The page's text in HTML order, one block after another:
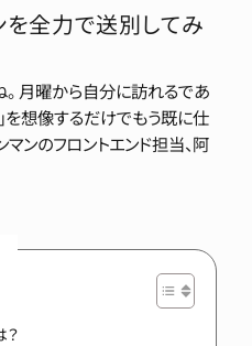
全力で送別してみ
月曜から自分に訪れるであ
」を想像するだけでもう既に仕
ンのフロントエンド担当、阿
？